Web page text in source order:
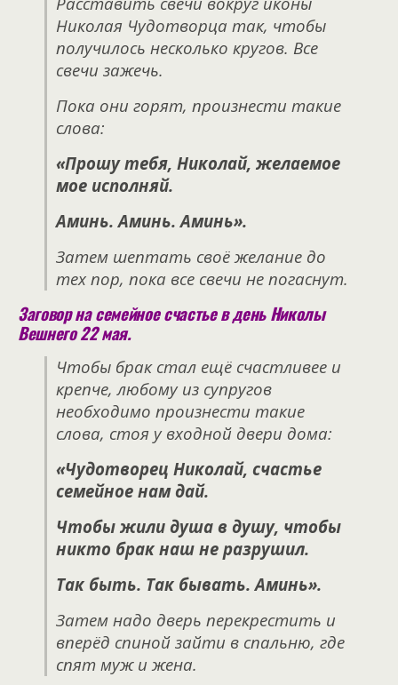
Николая Чудотворца так, чтобы
получилось несколько кругов. Все
свечи зажечь.
Пока они горят, произнести такие
слова:
«Прошу тебя, Николай, желаемое
мое исполняй.
Аминь. Аминь. Аминь».
Затем шептать своё желание до
тех пор, пока все свечи не погаснут.
Заговор на семейное счастье в день Николы
Вешнего 22 мая.
Чтобы брак стал ещё счастливее и
крепче, любому из супругов
необходимо произнести такие
слова, стоя у входной двери дома:
«Чудотворец Николай, счастье
семейное нам дай.
Чтобы жили душа в душу, чтобы
никто брак наш не разрушил.
Так быть. Так бывать. Аминь».
Затем надо дверь перекрестить и
вперёд спиной зайти в спальню, где
спят муж и жена.